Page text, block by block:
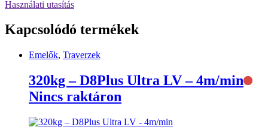
Használati utasítás
Kapcsolódó termékek
Emelők, Traverzek
320kg – D8Plus Ultra LV – 4m/min
Nincs raktáron